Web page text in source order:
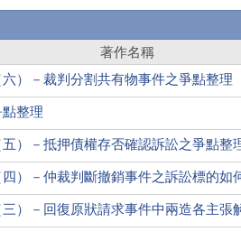
著作名稱
）－裁判分割共有物事件之爭點整理
整理
）－抵押債權存否確認訴訟之爭點整
）－仲裁判斷撤銷事件之訴訟標的如
）－回復原狀請求事件中兩造各主張